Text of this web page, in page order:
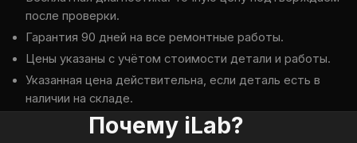
после проверки.
Гарантия 90 дней на все ремонтные работы.
Цены указаны с учётом стоимости детали и работы.
Указанная цена действительна, если деталь есть в
наличии на складе.
Почему iLab?